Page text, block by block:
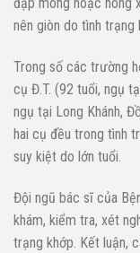
nên giòn do tình trạng
Trong số các trường
cụ Đ.T. (92 tuổi, ngụ
ngụ tại Long Khánh,
hai cụ đều trong tình
suy kiệt do lớn tuổi.
Đội ngũ bác sĩ của
khám, kiểm tra, xét
trạng khớp. Kết luận,